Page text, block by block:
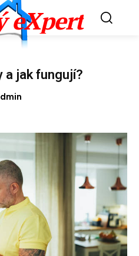
eXpert
a jak fungují?